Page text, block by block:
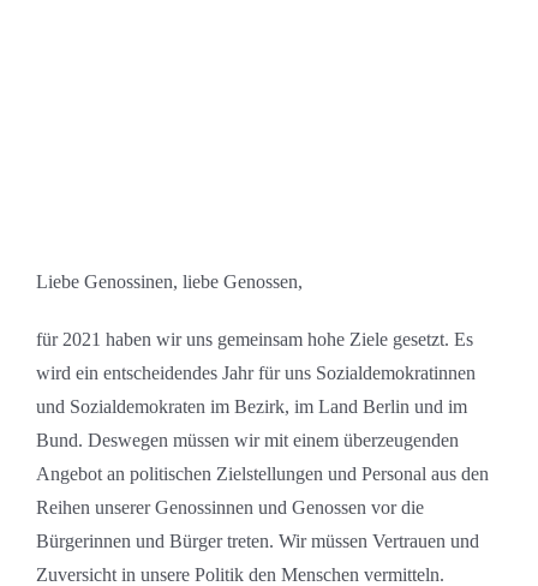
Liebe Genossinen, liebe Genossen,
für 2021 haben wir uns gemeinsam hohe Ziele gesetzt. Es
wird ein entscheidendes Jahr für uns Sozialdemokratinnen
und Sozialdemokraten im Bezirk, im Land Berlin und im
Bund. Deswegen müssen wir mit einem überzeugenden
Angebot an politischen Zielstellungen und Personal aus den
Reihen unserer Genossinnen und Genossen vor die
Bürgerinnen und Bürger treten. Wir müssen Vertrauen und
Zuversicht in unsere Politik den Menschen vermitteln.